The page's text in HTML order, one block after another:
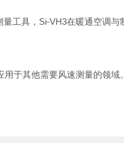
工具，Si-VH3在暖通空调
于其他需要风速测量的领